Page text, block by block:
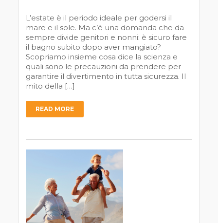
L’estate è il periodo ideale per godersi il
mare e il sole. Ma c’è una domanda che da
sempre divide genitori e nonni: è sicuro fare
il bagno subito dopo aver mangiato?
Scopriamo insieme cosa dice la scienza e
quali sono le precauzioni da prendere per
garantire il divertimento in tutta sicurezza. Il
mito della […]
READ MORE